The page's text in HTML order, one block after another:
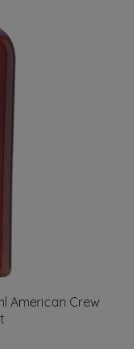
American Crew